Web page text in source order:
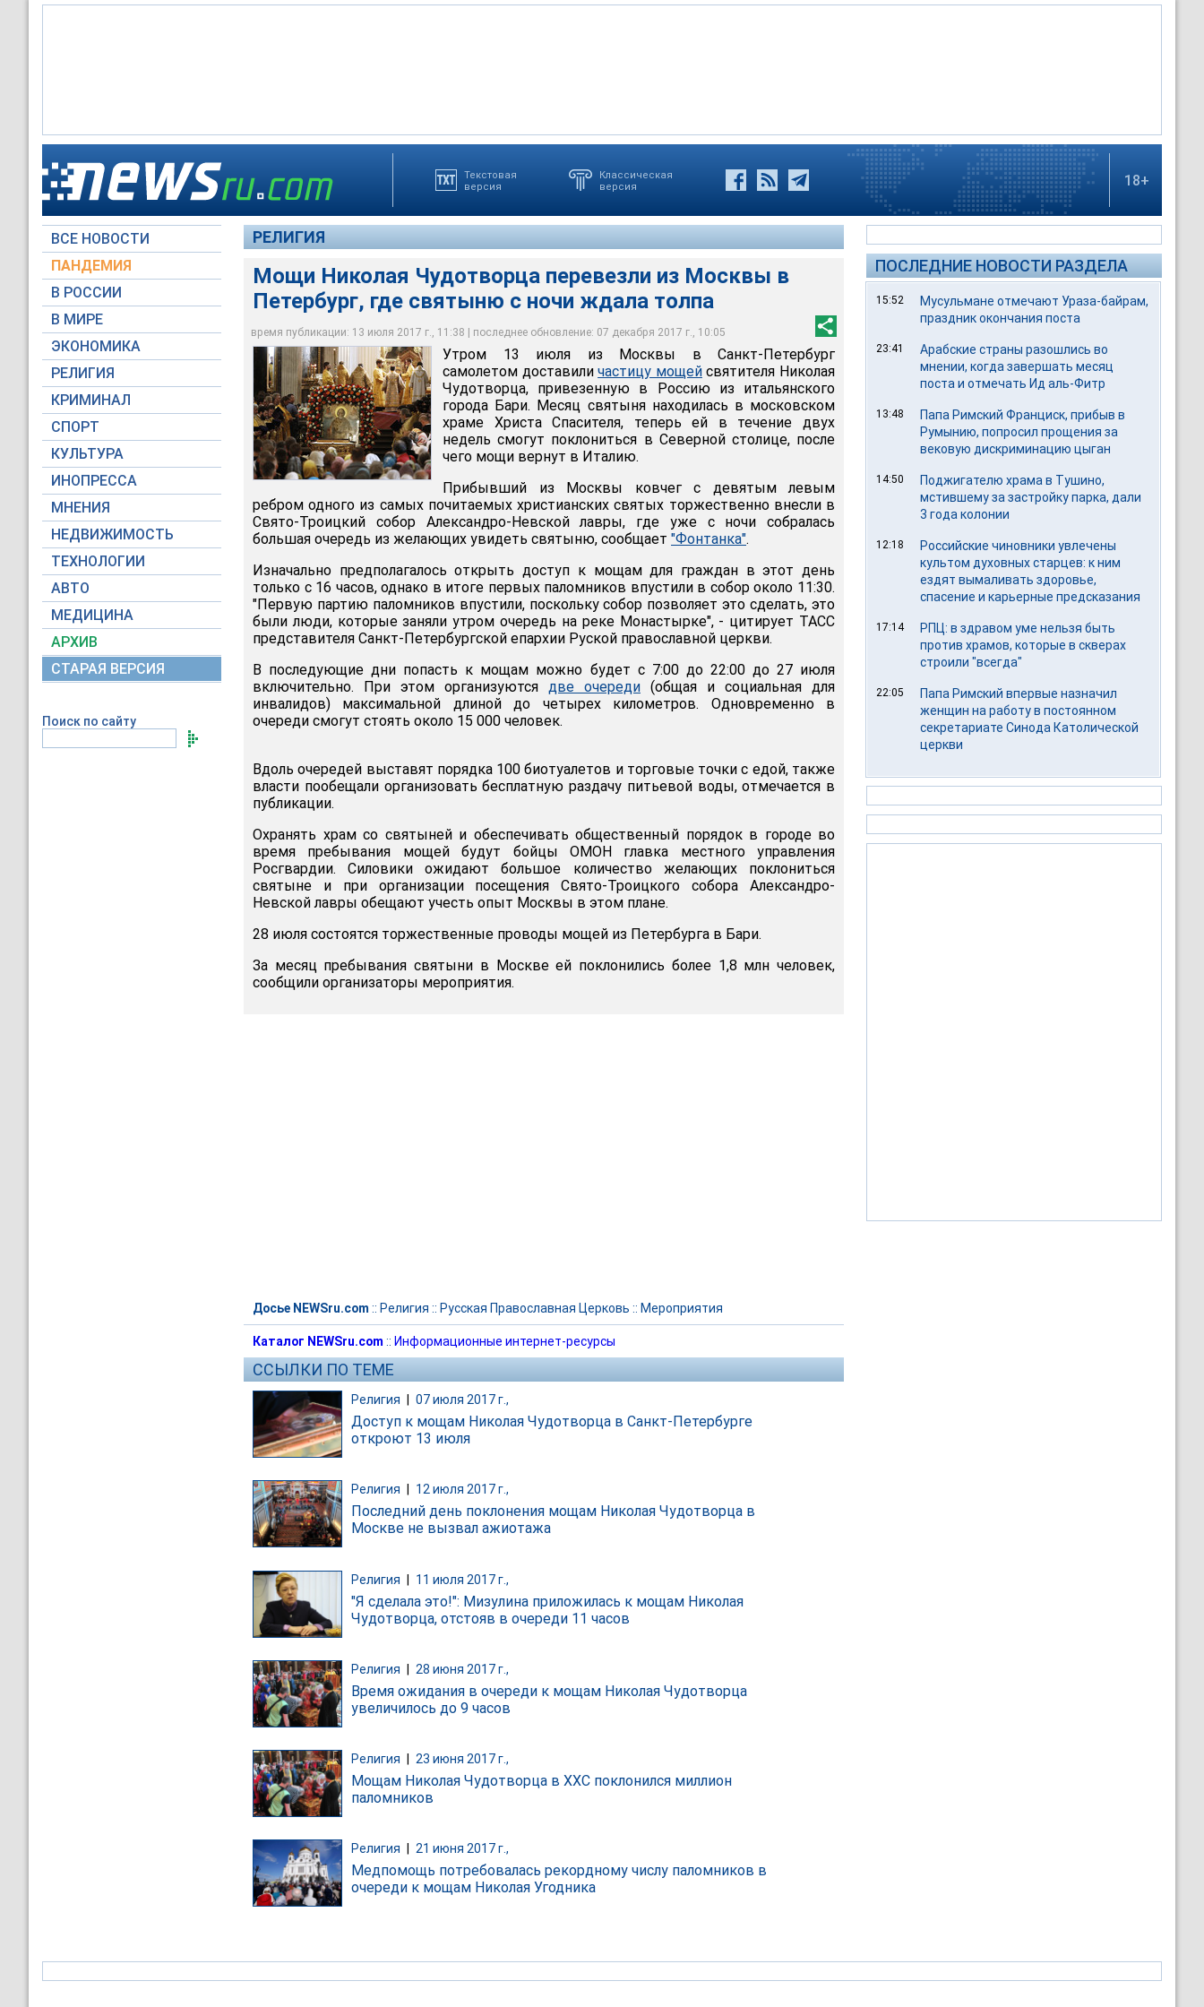
Текстовая
версия
Классическая
версия
18+
ВСЕ НОВОСТИ
ПАНДЕМИЯ
В РОССИИ
В МИРЕ
ЭКОНОМИКА
РЕЛИГИЯ
КРИМИНАЛ
СПОРТ
КУЛЬТУРА
ИНОПРЕССА
МНЕНИЯ
НЕДВИЖИМОСТЬ
ТЕХНОЛОГИИ
АВТО
МЕДИЦИНА
АРХИВ
СТАРАЯ ВЕРСИЯ
Поиск по сайту
РЕЛИГИЯ
Мощи Николая Чудотворца перевезли из Москвы в
Петербург, где святыню с ночи ждала толпа
время публикации: 13 июля 2017 г., 11:38 | последнее обновление: 07 декабря 2017 г., 10:05
святителя Николая Чудотворца, привезенную в Россию из итальянского города Бари.
Месяц святыня находилась в московском храме Христа Спасителя, теперь ей в
течение двух недель смогут поклониться в Северной столице, после чего мощи
вернут в Италию
©РИА Новости / Михаил Киреев
Утром 13 июля из Москвы в Санкт-Петербург
самолетом доставиличастицу мощейсвятителя Николая
Чудотворца, привезенную в Россию из итальянского
города Бари. Месяц святыня находилась в московском
храме Христа Спасителя, теперь ей в течение двух
недель смогут поклониться в Северной столице, после
чего мощи вернут в Италию.
Прибывший из Москвы ковчег с девятым левым
ребром одного из самых почитаемых христианских святых торжественно внесли в
Свято-Троицкий собор Александро-Невской лавры, где уже с ночи собралась
большая очередь из желающих увидеть святыню, сообщает "Фонтанка".
Изначально предполагалось открыть доступ к мощам для граждан в этот день
только с 16 часов, однако в итоге первых паломников впустили в собор около 11:30.
"Первую партию паломников впустили, поскольку собор позволяет это сделать, это
были люди, которые заняли утром очередь на реке Монастырке", - цитирует ТАСС
представителя Санкт-Петербургской епархии Руской православной церкви.
В последующие дни попасть к мощам можно будет с 7:00 до 22:00 до 27 июля
включительно. При этом организуются две очереди (общая и социальная для
инвалидов) максимальной длиной до четырех километров. Одновременно в
очереди смогут стоять около 15 000 человек.
Вдоль очередей выставят порядка 100 биотуалетов и торговые точки с едой, также
власти пообещали организовать бесплатную раздачу питьевой воды, отмечается в
публикации.
Охранять храм со святыней и обеспечивать общественный порядок в городе во
время пребывания мощей будут бойцы ОМОН главка местного управления
Росгвардии. Силовики ожидают большое количество желающих поклониться
святыне и при организации посещения Свято-Троицкого собора Александро-
Невской лавры обещают учесть опыт Москвы в этом плане.
28 июля состоятся торжественные проводы мощей из Петербурга в Бари.
За месяц пребывания святыни в Москве ей поклонились более 1,8 млн человек,
сообщили организаторы мероприятия.
Досье NEWSru.com :: Религия :: Русская Православная Церковь :: Мероприятия
Каталог NEWSru.com :: Информационные интернет-ресурсы
ССЫЛКИ ПО ТЕМЕ
Религия 07 июля 2017 г.,
Доступ к мощам Николая Чудотворца в Санкт-Петербурге
откроют 13 июля
Религия 12 июля 2017 г.,
Последний день поклонения мощам Николая Чудотворца в
Москве не вызвал ажиотажа
Религия | 11 июля 2017 г.,
"Я сделала это!": Мизулина приложилась к мощам Николая
Чудотворца, отстояв в очереди 11 часов
Религия 28 июня 2017 г.,
Время ожидания в очереди к мощам Николая Чудотворца
увеличилось до 9 часов
Религия 23 июня 2017 г.,
Мощам Николая Чудотворца в ХХС поклонился миллион
паломников
Религия 21 июня 2017 г.,
Медпомощь потребовалась рекордному числу паломников в
очереди к мощам Николая Угодника
ПОСЛЕДНИЕ НОВОСТИ РАЗДЕЛА
15:52
Мусульмане отмечают Ураза-байрам,
праздник окончания поста
23:41
Арабские страны разошлись во
мнении, когда завершать месяц
поста и отмечать Ид аль-Фитр
13:48
Папа Римский Франциск, прибыв в
Румынию, попросил прощения за
вековую дискриминацию цыган
14:50
Поджигателю храма в Тушино,
мстившему за застройку парка, дали
3 года колонии
12:18
Российские чиновники увлечены
культом духовных старцев: к ним
ездят вымаливать здоровье,
спасение и карьерные предсказания
17:14
РПЦ: в здравом уме нельзя быть
против храмов, которые в скверах
строили "всегда"
22:05
Папа Римский впервые назначил
женщин на работу в постоянном
секретариате Синода Католической
церкви